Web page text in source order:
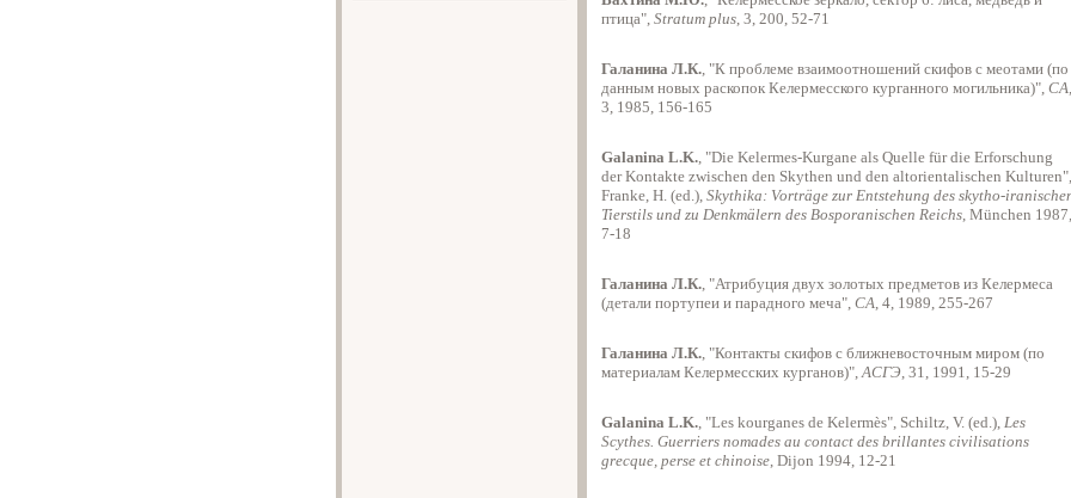
птица", Stratum plus, 3, 200, 52-71
Галанина Л.К., "К проблеме взаимоотношений скифов с меотами (по
данным новых раскопок Келермесского курганного могильника)", СА,
3, 1985, 156-165
Galanina L.K., "Die Kelermes-Kurgane als Quelle für die Erforschung
der Kontakte zwischen den Skythen und den altorientalischen Kulturen",
Franke, H. (ed.), Skythika: Vorträge zur Entstehung des skytho-
Tierstils und zu Denkmälern des Bosporanischen Reichs, München 1987,
7-18
Галанина Л.К., "Атрибуция двух золотых предметов из Келермеса
(детали портупеи и парадного меча", СА, 4, 1989, 255-267
Галанина Л.К., "Контакты скифов с ближневосточным миром (по
материалам Келермесских курганов)",АСГЭ, 31, 1991, 15-29
Galanina L.K., "Les kourganes de Kelermès", Schiltz, V. (ed.), Les
Scythes. Guerriers nomades au contact des brillantes civilisations
grecque, perse et chinoise, Dijon 1994, 12-21